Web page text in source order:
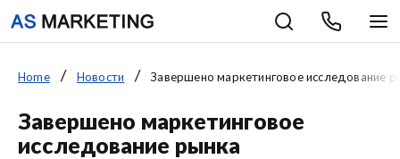
Home Новости Завершено маркетинговое исследование
Завершено маркетинговое
исследование рынка